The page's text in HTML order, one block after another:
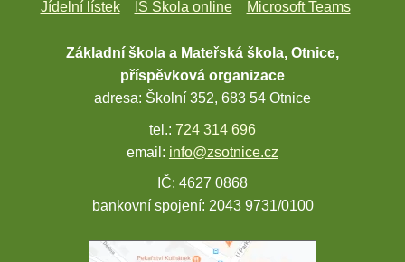
Jídelní lístek IS Škola online Microsoft Teams
Základní škola a Mateřská škola, Otnice,
příspěvková organizace
adresa: Školní 352, 683 54 Otnice
tel.: 724 314 696
email: info@zsotnice.cz
IČ: 4627 0868
bankovní spojení: 2043 9731/0100